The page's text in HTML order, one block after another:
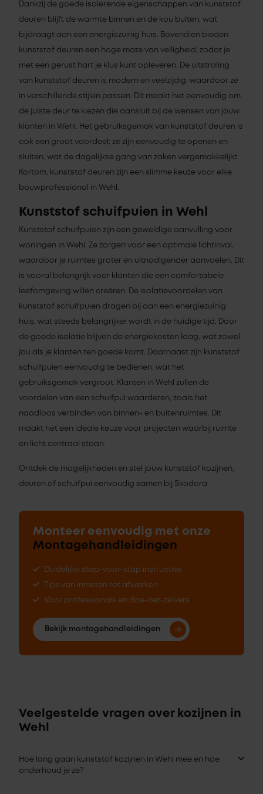
Dankzij de goede isolerende eigenschappen van kunststof
deuren blijft de warmte binnen en de kou buiten, wat
bijdraagt aan een energiezuinig huis. Bovendien bieden
kunststof deuren een hoge mate van veiligheid, zodat je
met een gerust hart je klus kunt opleveren. De uitstraling
van kunststof deuren is modern en veelzijdig, waardoor ze
in verschillende stijlen passen. Dit maakt het eenvoudig om
de juiste deur te kiezen die aansluit bij de wensen van jouw
klanten in Wehl. Het gebruiksgemak van kunststof deuren is
ook een groot voordeel; ze zijn eenvoudig te openen en
sluiten, wat de dagelijkse gang van zaken vergemakkelijkt.
Kortom, kunststof deuren zijn een slimme keuze voor elke
bouwprofessional in Wehl.
Kunststof schuifpuien in Wehl
Kunststof schuifpuien zijn een geweldige aanvulling voor
woningen in Wehl. Ze zorgen voor een optimale lichtinval,
waardoor je ruimtes groter en uitnodigender aanvoelen. Dit
is vooral belangrijk voor klanten die een comfortabele
leefomgeving willen creëren. De isolatievoordelen van
kunststof schuifpuien dragen bij aan een energiezuinig
huis, wat steeds belangrijker wordt in de huidige tijd. Door
de goede isolatie blijven de energiekosten laag, wat zowel
jou als je klanten ten goede komt. Daarnaast zijn kunststof
schuifpuien eenvoudig te bedienen, wat het
gebruiksgemak vergroot. Klanten in Wehl zullen de
voordelen van een schuifpui waarderen, zoals het
naadloos verbinden van binnen- en buitenruimtes. Dit
maakt het een ideale keuze voor projecten waarbij ruimte
en licht centraal staan.
Ontdek de mogelijkheden en stel jouw kunststof kozijnen,
deuren of schuifpui eenvoudig samen bij Skodora.
Monteer eenvoudig met onze
Montagehandleidingen
Duidelijke stap-voor-stap instructies
Tips van inmeten tot afwerken
Voor professionals en doe-het-zelvers
Bekijk montagehandleidingen
Veelgestelde vragen over kozijnen in
Wehl
Hoe lang gaan kunststof kozijnen in Wehl mee en hoe
onderhoud je ze?